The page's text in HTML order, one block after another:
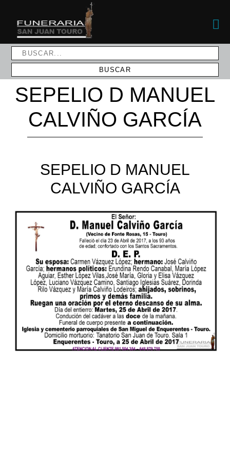
SEPELIO D MANUEL
CALVIÑO GARCÍA
SEPELIO D MANUEL
CALVIÑO GARCÍA